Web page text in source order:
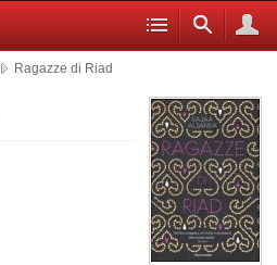
Ragazze di Riad